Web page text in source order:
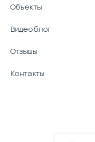
Объекты
Видеоблог
Отзывы
Контакты